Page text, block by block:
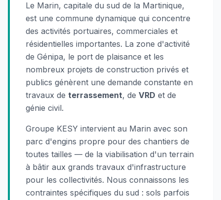
Le Marin, capitale du sud de la Martinique,
est une commune dynamique qui concentre
des activités portuaires, commerciales et
résidentielles importantes. La zone d'activité
de Génipa, le port de plaisance et les
nombreux projets de construction privés et
publics génèrent une demande constante en
travaux de terrassement, de VRD et de
génie civil.
Groupe KESY intervient au Marin avec son
parc d'engins propre pour des chantiers de
toutes tailles — de la viabilisation d'un terrain
à bâtir aux grands travaux d'infrastructure
pour les collectivités. Nous connaissons les
contraintes spécifiques du sud : sols parfois